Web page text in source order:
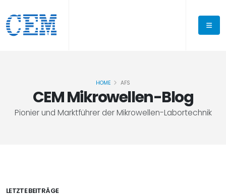
CEM Mikrowellen-Blog
Pionier und Marktführer der Mikrowellen-Labortechnik
HOME AFS
LETZTE BEITRÄGE